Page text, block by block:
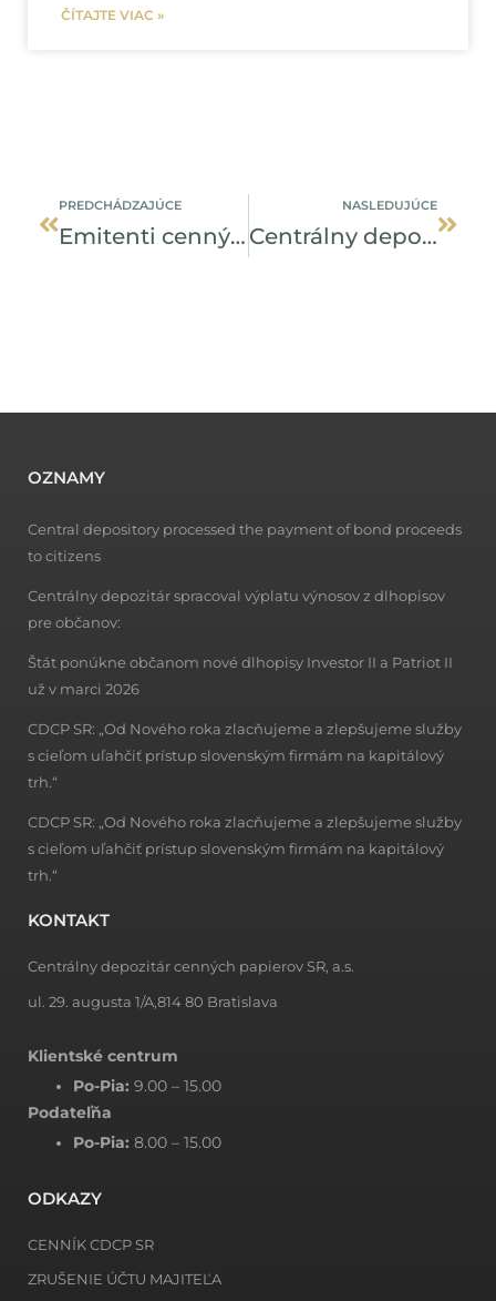
ČÍTAJTE VIAC »
PREDCHÁDZAJÚCE
Emitenti cenných papierov potrebujú LEI kód
NASLEDUJÚCE
Centrálny depozitár cenných papierov získal vyšší rating za bezpečnosť poskytovaných služieb
OZNAMY
Central depository processed the payment of bond proceeds
to citizens
Centrálny depozitár spracoval výplatu výnosov z dlhopisov
pre občanov:
Štát ponúkne občanom nové dlhopisy Investor II a Patriot II
už v marci 2026
CDCP SR: „Od Nového roka zlacňujeme a zlepšujeme služby
s cieľom uľahčiť prístup slovenským firmám na kapitálový
trh.“
CDCP SR: „Od Nového roka zlacňujeme a zlepšujeme služby
s cieľom uľahčiť prístup slovenským firmám na kapitálový
trh.“
KONTAKT
Centrálny depozitár cenných papierov SR, a.s.
ul. 29. augusta 1/A,814 80 Bratislava
Klientské centrum
Po-Pia: 9.00 – 15.00
Podateľňa
Po-Pia:8.00 – 15.00
ODKAZY
CENNÍK CDCP SR
ZRUŠENIE ÚČTU MAJITEĽA